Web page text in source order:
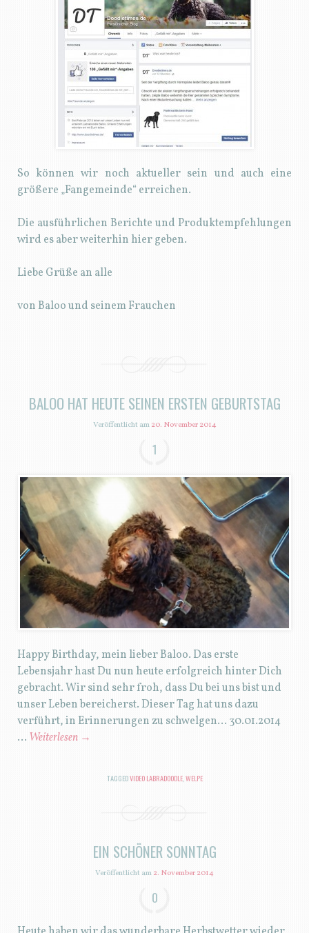
So können wir noch aktueller sein und auch eine
größere „Fangemeinde“ erreichen.
Die ausführlichen Berichte und Produktempfehlungen
wird es aber weiterhin hier geben.
Liebe Grüße an alle
von Baloo und seinem Frauchen
BALOO HAT HEUTE SEINEN ERSTEN GEBURTSTAG
Veröffentlicht am20. November 2014
1
Happy Birthday, mein lieber Baloo. Das erste
Lebensjahr hast Du nun heute erfolgreich hinter Dich
gebracht. Wir sind sehr froh, dass Du bei uns bist und
unser Leben bereicherst. Dieser Tag hat uns dazu
verführt, in Erinnerungen zu schwelgen… 30.01.2014
… Weiterlesen →
TAGGEDVIDEO LABRADOODLE,WELPE
EIN SCHÖNER SONNTAG
Veröffentlicht am2. November 2014
0